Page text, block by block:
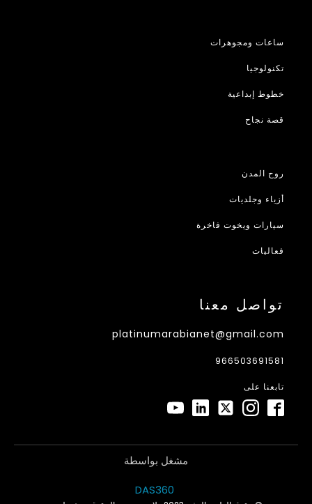
ساعات ومجوهرات
تكنولوجيا
خطوط إبداعية
قصة نجاح
روح المدن
أزياء وجلديات
سيارات ويخوت فاخرة
فعاليات
تواصل معنا
platinumarabianet@gmail.com
966503691581
تابعنا على
مشغل بواسطة